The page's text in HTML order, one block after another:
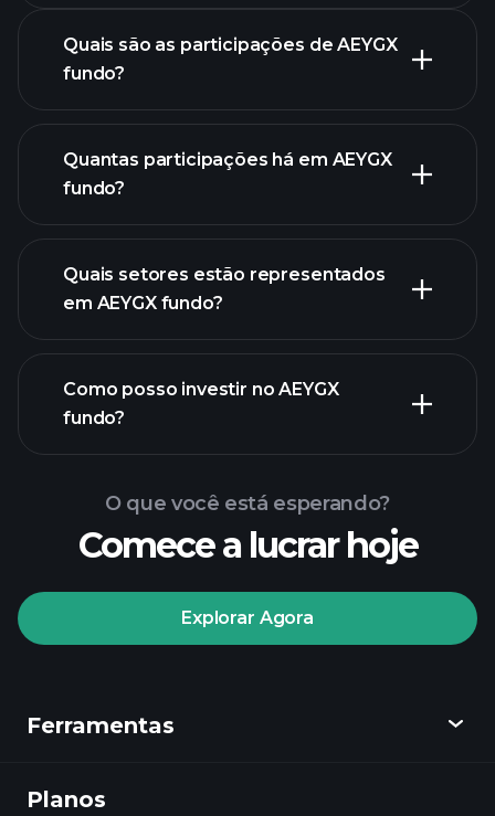
participações
Quais são as participações de AEYGX
fundo?
Quantas participações há em AEYGX
fundo?
participações
Quais setores estão representados
em AEYGX fundo?
Como posso investir no AEYGX
fundo?
recomendado
O que você está esperando?
Comece a lucrar hoje
Explorar Agora
Ferramentas
Descobrir
Planos